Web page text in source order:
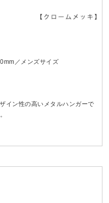
／メンズサイズ
イン性の高いメタルハンガーで